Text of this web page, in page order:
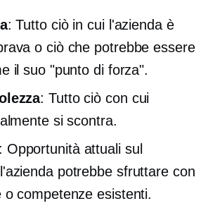
: Tutto ciò in cui l'azienda è
o ciò che potrebbe essere
il suo "punto di forza".
: Tutto ciò con cui
si scontra.
Opportunità attuali sul
potrebbe sfruttare con
o competenze esistenti.